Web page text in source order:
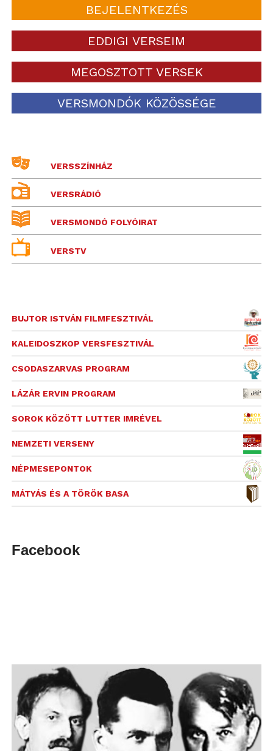
BEJELENTKEZÉS
EDDIGI VERSEIM
MEGOSZTOTT VERSEK
VERSMONDÓK KÖZÖSSÉGE
VERSSZÍNHÁZ
VERSRÁDIÓ
VERSMONDÓ FOLYÓIRAT
VERSTV
BUJTOR ISTVÁN FILMFESZTIVÁL
KALEIDOSZKOP VERSFESZTIVÁL
CSODASZARVAS PROGRAM
LÁZÁR ERVIN PROGRAM
SOROK KÖZÖTT LUTTER IMRÉVEL
NEMZETI VERSENY
NÉPMESEPONTOK
MÁTYÁS ÉS A TÖRÖK BASA
Facebook